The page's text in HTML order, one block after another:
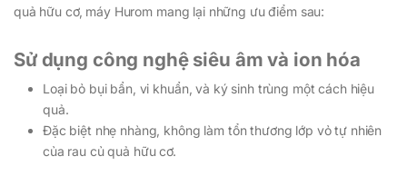
quả hữu cơ, máy Hurom mang lại những ưu điểm sau:
Sử dụng công nghệ siêu âm và ion hóa
Loại bỏ bụi bẩn, vi khuẩn, và ký sinh trùng một cách hiệu
quả.
Đặc biệt nhẹ nhàng, không làm tổn thương lớp vỏ tự nhiên
của rau củ quả hữu cơ.